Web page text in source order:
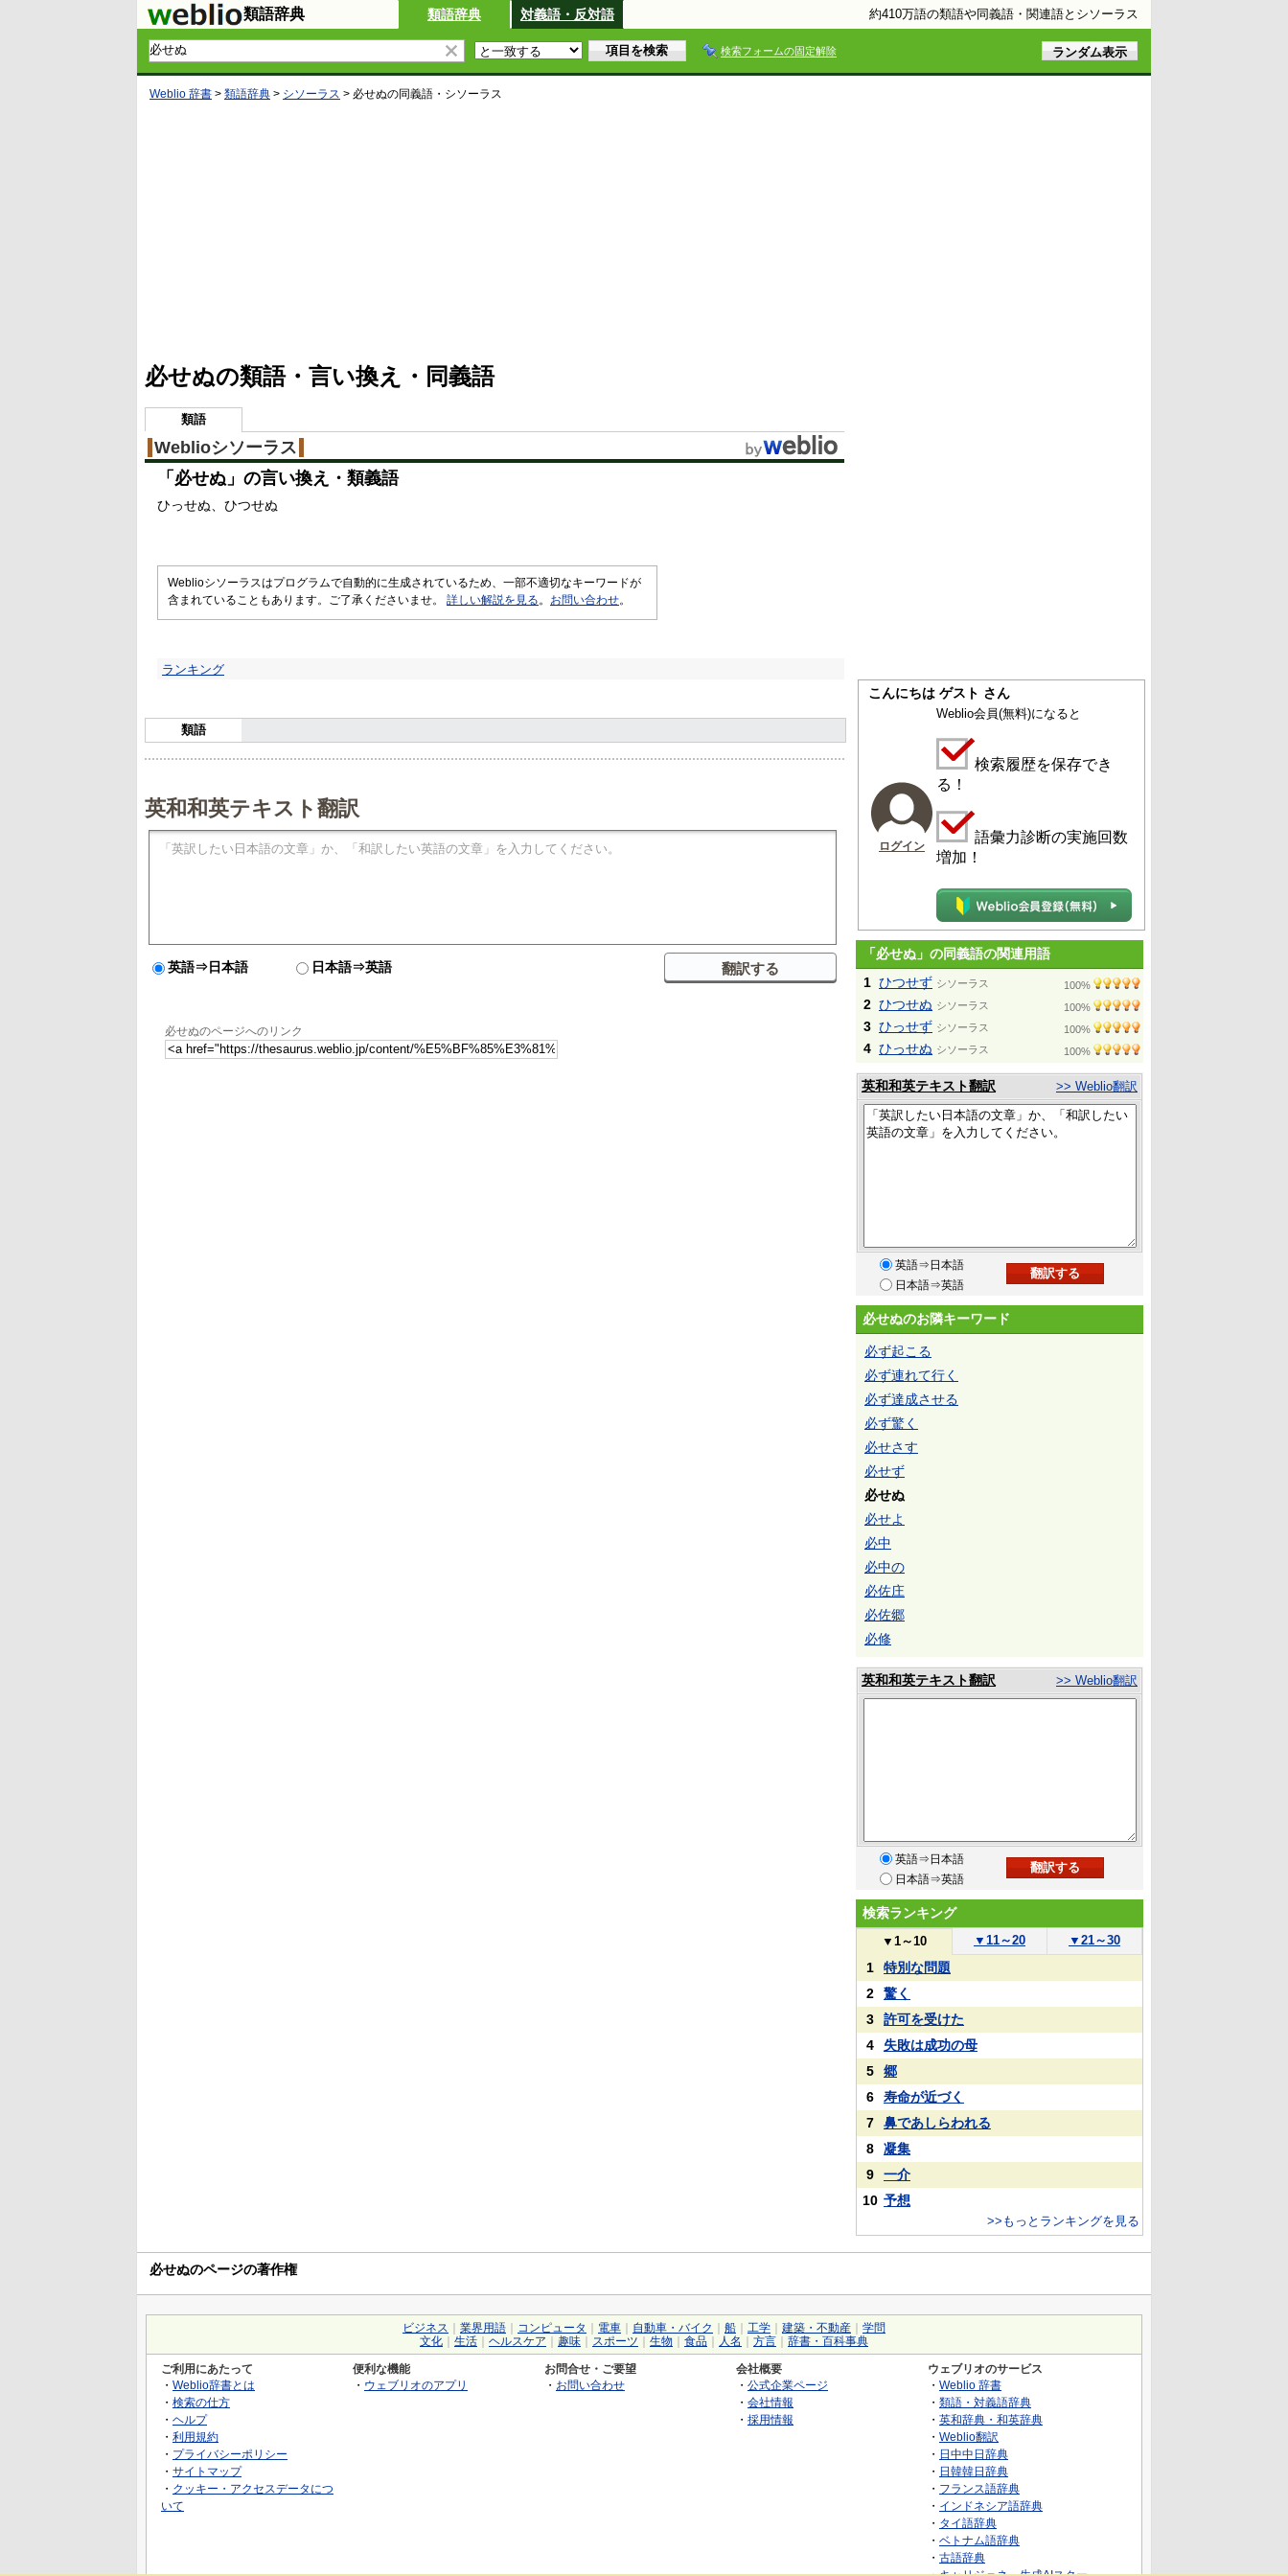
類語辞典 類語辞典 対義語・反対語 約410万語の類語や同義語・関連語とシソーラス
検索フォームの固定解除
Weblio 辞書 > 類語辞典 > シソーラス > 必せぬの同義語・シソーラス
4
5
.
%
必せぬの類語・言い換え・同義語
類語
Weblioシソーラス
「 必せぬ 」の言い換え・類義語
ひっせぬ ひつせぬ
Weblioシソーラスはプログラムで自動的に生成されているため、一部不適切なキーワードが
含まれていることもあります。ご了承くださいませ。 詳しい解説を見る 。 お問い合わせ。
ランキング
類語
英和和英テキスト翻訳
英語⇒日本語 日本語⇒英語
必せぬのページへのリンク
こんにちは ゲスト さん
ログイン
Weblio会員(無料)になると
検索履歴を保存でき
る！
語彙力診断の実施回数
増加！
「必せぬ」の同義語の関連用語
1 ひつせず シソーラス 100%
2 ひつせぬ シソーラス 100%
3 ひっせず シソーラス 100%
4 ひっせぬ シソーラス 100%
英和和英テキスト翻訳 >> Weblio翻訳
英語⇒日本語
日本語⇒英語
必せぬのお隣キーワード
必ず起こる
必ず連れて行く
必ず達成させる
必ず驚く
必せさす
必せず
必せぬ
必せよ
必中
必中の
必佐庄
必佐郷
必修
英和和英テキスト翻訳 >> Weblio翻訳
英語⇒日本語
日本語⇒英語
検索ランキング
▼ 1～10 ▼ 11～20 ▼ 21～30
1
特別な問題
2
驚く
3
許可を受けた
4
失敗は成功の母
5
郷
6
寿命が近づく
7
鼻であしらわれる
8
凝集
9
一介
10 予想
>>もっとランキングを見る
必せぬのページの著作権
ビジネス 業界用語 コンピュータ 電車 自動車・バイク 船 工学 建築・不動産
学問
文化
生活 ヘルスケア 趣味 スポーツ 生物 食品 人名 方言 辞書・百科事典
ご利用にあたって
・ Weblio辞書とは
・ 検索の仕方
・ ヘルプ
・ 利用規約
・ プライバシーポリシー
・ サイトマップ
・ クッキー・アクセスデータにつ
いて
便利な機能
・ ウェブリオのアプリ
お問合せ・ご要望
・ お問い合わせ
会社概要
・ 公式企業ページ
・ 会社情報
・ 採用情報
ウェブリオのサービス
・ Weblio 辞書
・ 類語・対義語辞典
・ 英和辞典・和英辞典
・ Weblio翻訳
・ 日中中日辞典
・ 日韓韓日辞典
・ フランス語辞典
・ インドネシア語辞典
・ タイ語辞典
・ ベトナム語辞典
・ 古語辞典